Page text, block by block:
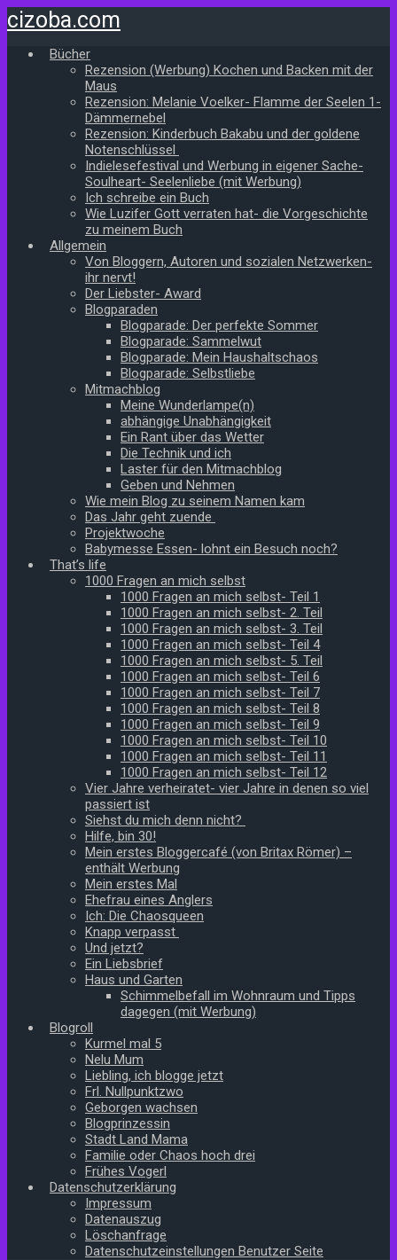
Zum
Hauptinhalt
springen
cizoba.com
Bücher
Rezension (Werbung) Kochen und Backen mit der
Maus
Rezension: Melanie Voelker- Flamme der Seelen 1-
Dämmernebel
Rezension: Kinderbuch Bakabu und der goldene
Notenschlüssel
Indielesefestival und Werbung in eigener Sache-
Soulheart- Seelenliebe (mit Werbung)
Ich schreibe ein Buch
Wie Luzifer Gott verraten hat- die Vorgeschichte
zu meinem Buch
Allgemein
Von Bloggern, Autoren und sozialen Netzwerken-
ihr nervt!
Der Liebster- Award
Blogparaden
Blogparade: Der perfekte Sommer
Blogparade: Sammelwut
Blogparade: Mein Haushaltschaos
Blogparade: Selbstliebe
Mitmachblog
Meine Wunderlampe(n)
abhängige Unabhängigkeit
Ein Rant über das Wetter
Die Technik und ich
Laster für den Mitmachblog
Geben und Nehmen
Wie mein Blog zu seinem Namen kam
Das Jahr geht zuende
Projektwoche
Babymesse Essen- lohnt ein Besuch noch?
That’s life
1000 Fragen an mich selbst
1000 Fragen an mich selbst- Teil 1
1000 Fragen an mich selbst- 2. Teil
1000 Fragen an mich selbst- 3. Teil
1000 Fragen an mich selbst- Teil 4
1000 Fragen an mich selbst- 5. Teil
1000 Fragen an mich selbst- Teil 6
1000 Fragen an mich selbst- Teil 7
1000 Fragen an mich selbst- Teil 8
1000 Fragen an mich selbst- Teil 9
1000 Fragen an mich selbst- Teil 10
1000 Fragen an mich selbst- Teil 11
1000 Fragen an mich selbst- Teil 12
Vier Jahre verheiratet- vier Jahre in denen so viel
passiert ist
Siehst du mich denn nicht?
Hilfe, bin 30!
Mein erstes Bloggercafé (von Britax Römer) –
enthält Werbung
Mein erstes Mal
Ehefrau eines Anglers
Ich: Die Chaosqueen
Knapp verpasst
Und jetzt?
Ein Liebsbrief
Haus und Garten
Schimmelbefall im Wohnraum und Tipps
dagegen (mit Werbung)
Blogroll
Kurmel mal 5
Nelu Mum
Liebling, ich blogge jetzt
Frl. Nullpunktzwo
Geborgen wachsen
Blogprinzessin
Stadt Land Mama
Familie oder Chaos hoch drei
Frühes Vogerl
Datenschutzerklärung
Impressum
Datenauszug
Löschanfrage
Datenschutzeinstellungen Benutzer Seite